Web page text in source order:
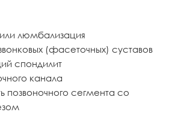
люмбализация
(фасеточных) суставов
спондилит
канала
позвоночного сегмента со